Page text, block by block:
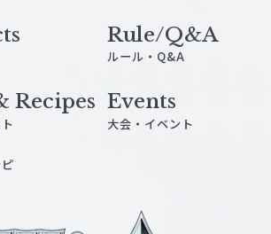
Recipes Events
大会・イベント
Rule/Q&A
ルール・Q&A